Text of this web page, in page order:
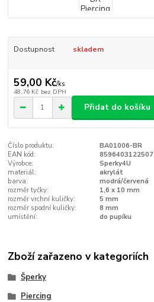
Dostupnost skladem
59,00 Kč/ks
48,76 Kč bez DPH
Přidat do košíku
Číslo produktu:
BA01006-BR
EAN kód:
8596403122507
Výrobce:
Sperky4U
materiál:
akrylát
barva:
modrá/červená
rozměr tyčky:
1,6 x 10 mm
rozměr vrchní kuličky:
5 mm
rozměr spodní kuličky:
8 mm
umístění:
do pupíku
Zboží zařazeno v kategoriích
Šperky
Piercing